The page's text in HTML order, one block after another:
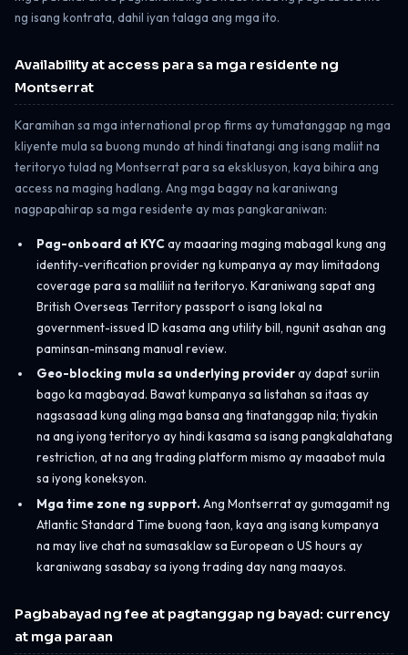
ng isang kontrata, dahil iyan talaga ang mga ito.
Availability at access para sa mga residente ng
Montserrat
Karamihan sa mga international prop firms ay tumatanggap ng mga
kliyente mula sa buong mundo at hindi tinatangi ang isang maliit na
teritoryo tulad ng Montserrat para sa eksklusyon, kaya bihira ang
access na maging hadlang. Ang mga bagay na karaniwang
nagpapahirap sa mga residente ay mas pangkaraniwan:
Pag-onboard at KYCay maaaring maging mabagal kung ang
identity-verification provider ng kumpanya ay may limitadong
coverage para sa maliliit na teritoryo. Karaniwang sapat ang
British Overseas Territory passport o isang lokal na
government-issued ID kasama ang utility bill, ngunit asahan ang
paminsan-minsang manual review.
Geo-blocking mula sa underlying provideray dapat suriin
bago ka magbayad. Bawat kumpanya sa listahan sa itaas ay
nagsasaad kung aling mga bansa ang tinatanggap nila; tiyakin
na ang iyong teritoryo ay hindi kasama sa isang pangkalahatang
restriction, at na ang trading platform mismo ay maaabot mula
sa iyong koneksyon.
Mga time zone ng support. Ang Montserrat ay gumagamit ng
Atlantic Standard Time buong taon, kaya ang isang kumpanya
na may live chat na sumasaklaw sa European o US hours ay
karaniwang sasabay sa iyong trading day nang maayos.
Pagbabayad ng fee at pagtanggap ng bayad: currency
at mga paraan